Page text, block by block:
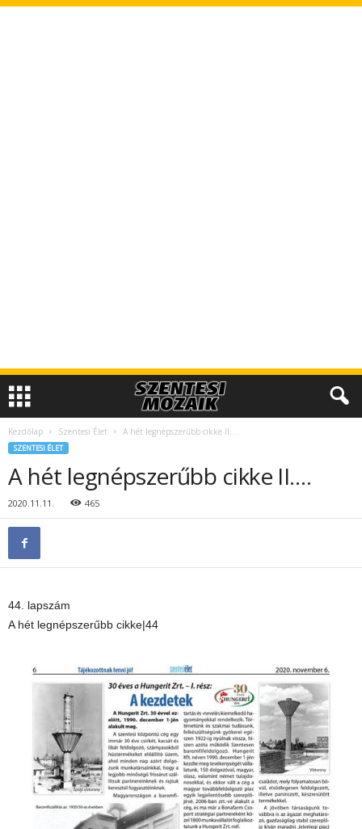
Kezdőlap Szentesi Élet A hét legnépszerűbb cikke II….
SZENTESI ÉLET
A hét legnépszerűbb cikke II….
2020.11.11. 465
44. lapszám
A hét legnépszerűbb cikke|44